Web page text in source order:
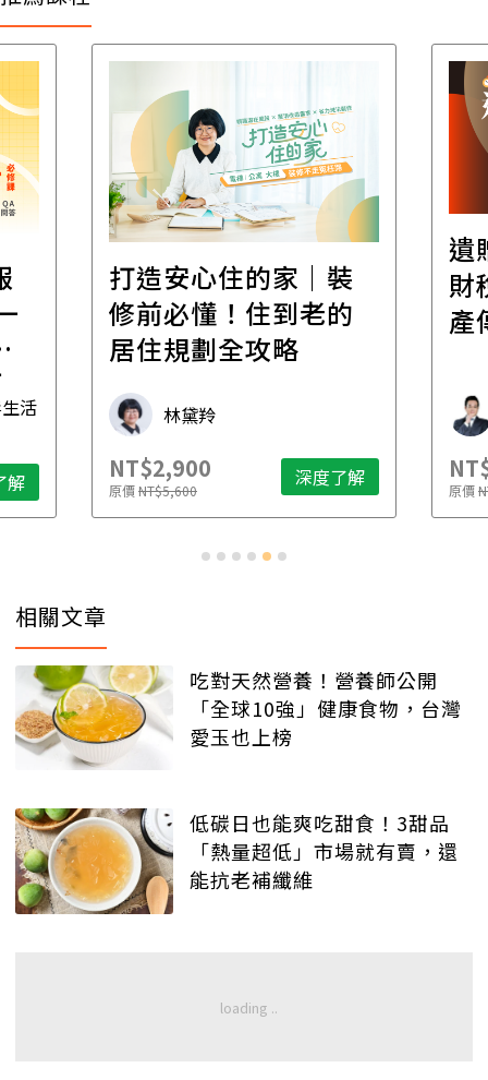
活
解
打造安心住的家｜裝
修前必懂！住到老的
居住規劃全攻略
林黛羚
NT$2,900
原價NT$5,600 深度了解
遺
財
產
原價
相關文章
吃對天然營養！營養師公開
「全球10強」健康食物，台灣
愛玉也上榜
低碳日也能爽吃甜食！3甜品
「熱量超低」市場就有賣，還
能抗老補纖維